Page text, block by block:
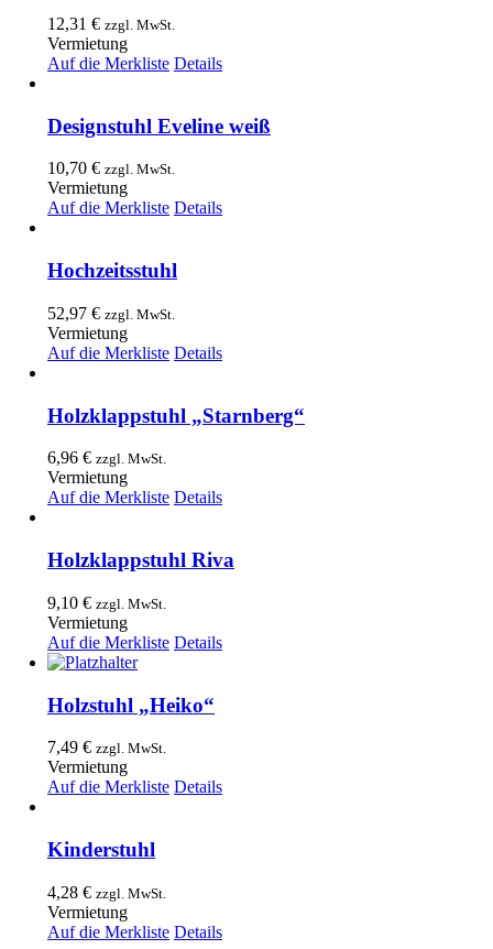
12,31 € zzgl. MwSt.
Vermietung
Auf die Merkliste Details
Designstuhl Eveline weiß
10,70 € zzgl. MwSt.
Vermietung
Auf die Merkliste Details
Hochzeitsstuhl
52,97 € zzgl. MwSt.
Vermietung
Auf die Merkliste Details
Holzklappstuhl „Starnberg“
6,96 € zzgl. MwSt.
Vermietung
Auf die Merkliste Details
Holzklappstuhl Riva
9,10 € zzgl. MwSt.
Vermietung
Auf die Merkliste Details
Holzstuhl „Heiko“
7,49 € zzgl. MwSt.
Vermietung
Auf die Merkliste Details
Kinderstuhl
4,28 € zzgl. MwSt.
Vermietung
Auf die Merkliste Details